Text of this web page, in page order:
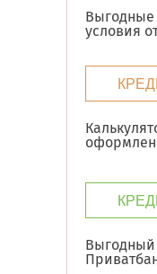
Выгодные
условия
Выгодный